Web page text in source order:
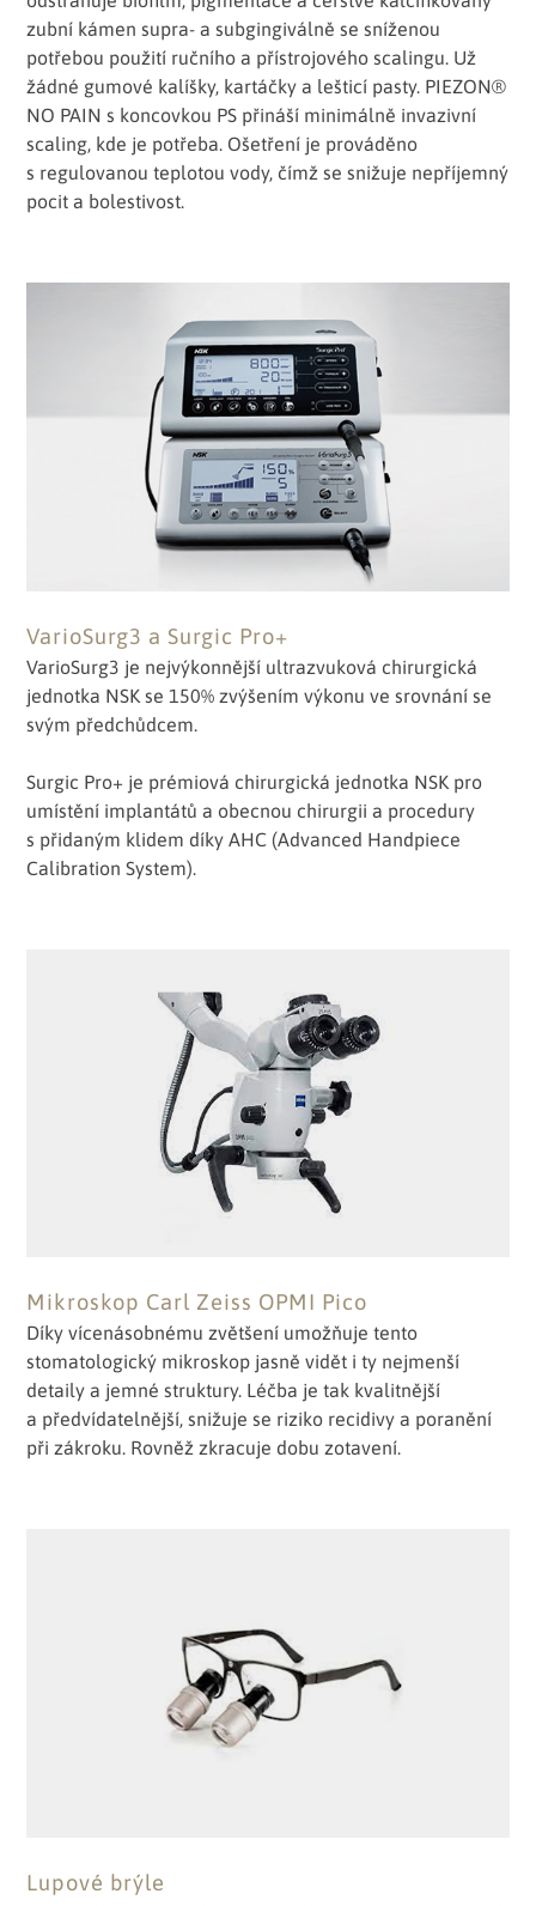
zubní kámen supra- a subgingiválně se sníženou
potřebou použití ručního a přístrojového scalingu. Už
žádné gumové kalíšky, kartáčky a lešticí pasty. PIEZON®
NO PAIN s koncovkou PS přináší minimálně invazivní
scaling, kde je potřeba. Ošetření je prováděno
s regulovanou teplotou vody, čímž se snižuje nepříjemný
pocit a bolestivost.
VarioSurg3 a Surgic Pro+
VarioSurg3 je nejvýkonnější ultrazvuková chirurgická
jednotka NSK se 150% zvýšením výkonu ve srovnání se
svým předchůdcem.
Surgic Pro+ je prémiová chirurgická jednotka NSK pro
umístění implantátů a obecnou chirurgii a procedury
s přidaným klidem díky AHC (Advanced Handpiece
Calibration System).
Mikroskop Carl Zeiss OPMI Pico
Díky vícenásobnému zvětšení umožňuje tento
stomatologický mikroskop jasně vidět i ty nejmenší
detaily a jemné struktury. Léčba je tak kvalitnější
a předvídatelnější, snižuje se riziko recidivy a poranění
při zákroku. Rovněž zkracuje dobu zotavení.
Lupové brýle